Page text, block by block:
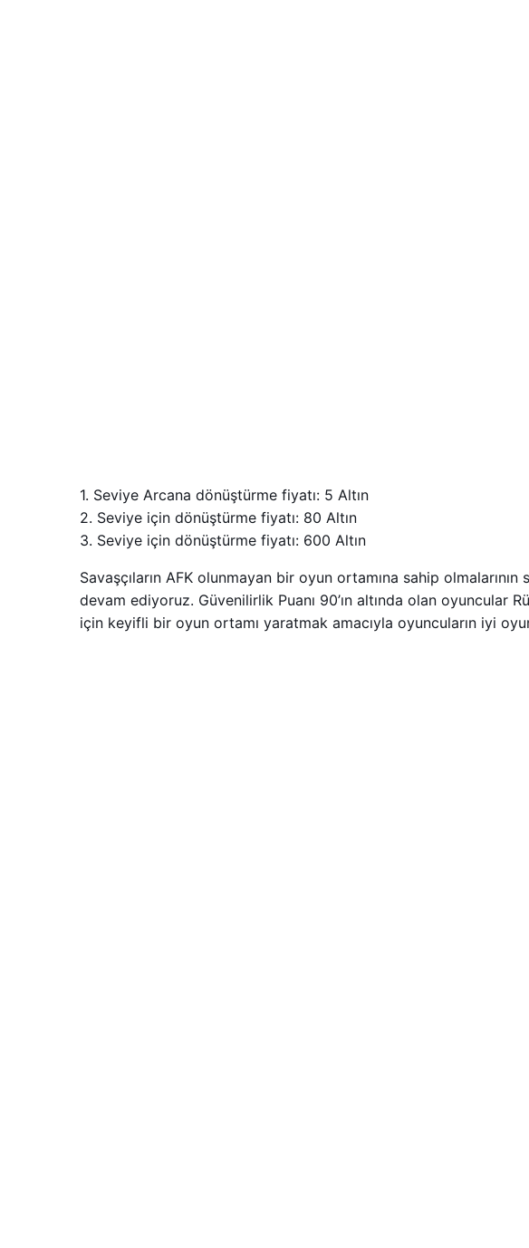
1. Seviye Arcana dönüştürme fiyatı: 5 Altın
2. Seviye için dönüştürme fiyatı: 80 Altın
3. Seviye için dönüştürme fiyatı: 600 Altın
Savaşçıların AFK olunmayan bir oyun ortamına sahip
devam ediyoruz. Güvenilirlik Puanı 90’ın altında olan oyuncular
için keyifli bir oyun ortamı yaratmak amacıyla oyuncuların iyi